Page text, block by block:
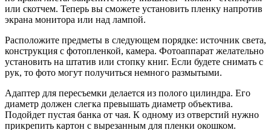
или скотчем. Теперь вы сможете установить пленку напротив
экрана монитора или над лампой.
Расположите предметы в следующем порядке: источник света,
конструкция с фотопленкой, камера. Фотоаппарат желательно
установить на штатив или стопку книг. Если будете снимать с
рук, то фото могут получиться немного размытыми.
Адаптер для пересъемки делается из полого цилиндра. Его
диаметр должен слегка превышать диаметр объектива.
Подойдет пустая банка от чая. К одному из отверстий нужно
прикрепить картон с вырезанным для пленки окошком.